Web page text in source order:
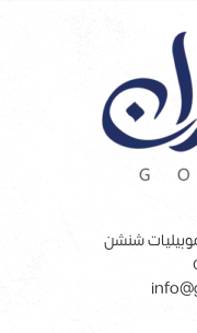
شنشن